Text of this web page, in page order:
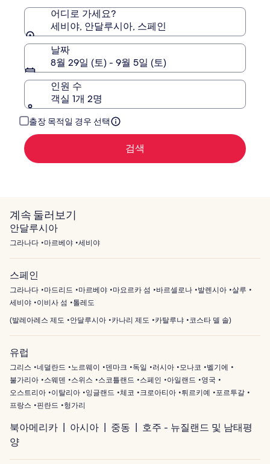
한
자
세
한
보
를
해
주
사
시
터
어디로 가세요?
세비야, 안달루시아, 스페인
날짜
8월 29일 (토) - 9월 5일 (토)
인원 수
객실 1개 2명
출장 목적일 경우 선택
검색
계속 둘러보기
안달루시아
그라나다 마르베야 세비야
스페인
그라나다 마드리드 마르베야 마요르카 섬 바르셀로나 발렌시아 살루
세비야
이비사 섬
톨레도
(발레아레스 제도 안달루시아 카나리 제도 카탈루냐 코스타 델 솔)
유럽
그리스 네덜란드 노르웨이 덴마크 독일 러시아 모나코
벨기에
불가리아
스웨덴 스위스 스코틀랜드 스페인 아일랜드
영국
오스트리아
이탈리아 잉글랜드 체코 크로아티아 튀르키예
포르투갈
프랑스
핀란드 헝가리
북아메리카 아시아 중동
호주 - 뉴질랜드 및 남태평
양